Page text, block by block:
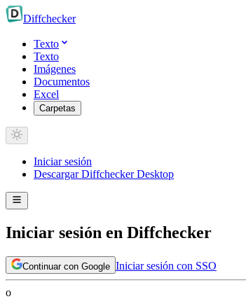
Diffchecker
Texto
Texto
Imágenes
Documentos
Excel
Carpetas
Iniciar sesión
Descargar Diffchecker Desktop
Iniciar sesión en Diffchecker
Continuar con Google Iniciar sesión con SSO
o